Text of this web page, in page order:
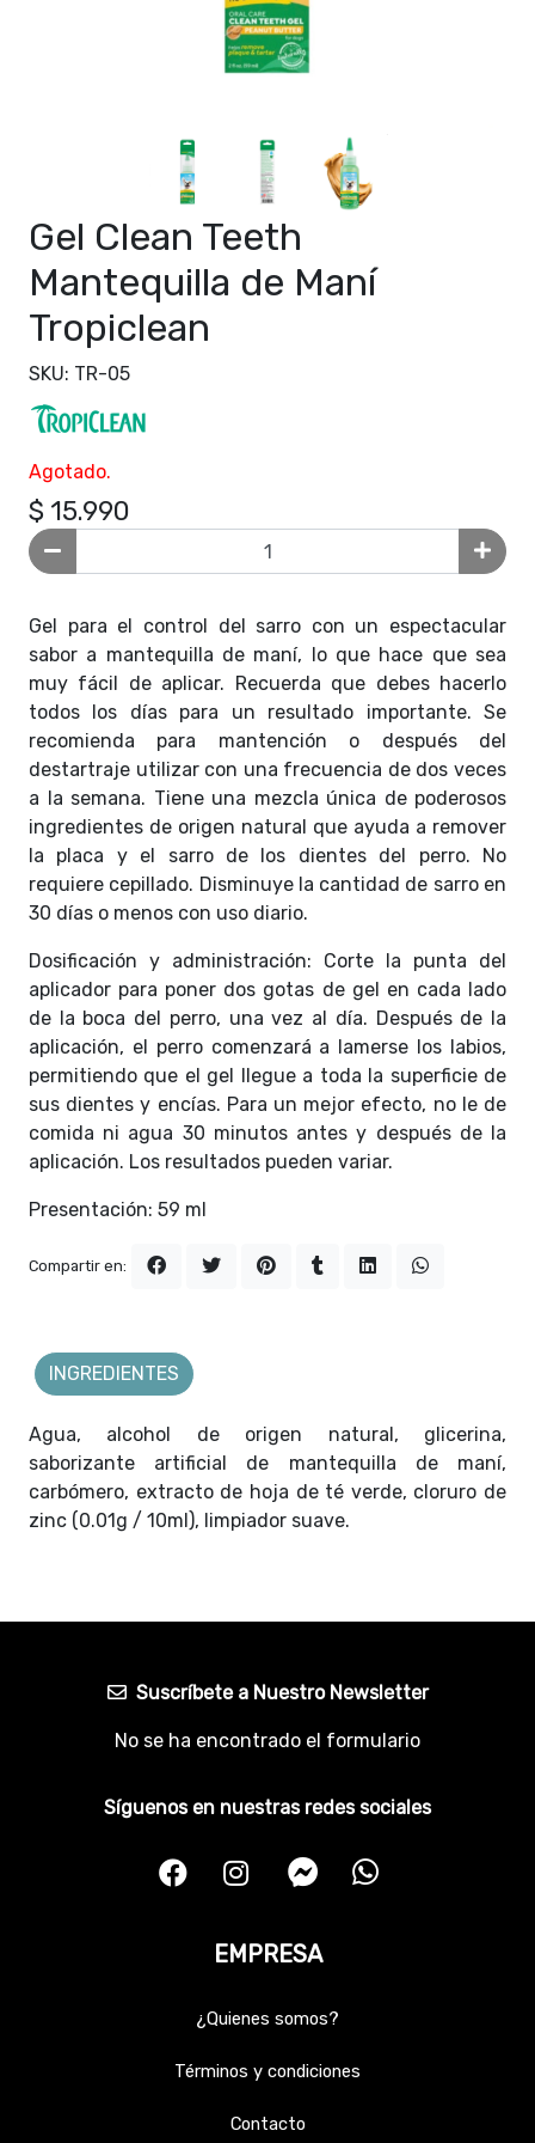
Gel Clean Teeth
Mantequilla de Maní
Tropiclean
SKU: TR-05
Agotado.
$ 15.990
Gel para el control del sarro con un espectacular
sabor a mantequilla de maní, lo que hace que sea
muy fácil de aplicar. Recuerda que debes hacerlo
todos los días para un resultado importante. Se
recomienda para mantención o después del
destartraje utilizar con una frecuencia de dos veces
a la semana. Tiene una mezcla única de poderosos
ingredientes de origen natural que ayuda a remover
la placa y el sarro de los dientes del perro. No
requiere cepillado. Disminuye la cantidad de sarro en
30 días o menos con uso diario.
Dosificación y administración: Corte la punta del
aplicador para poner dos gotas de gel en cada lado
de la boca del perro, una vez al día. Después de la
aplicación, el perro comenzará a lamerse los labios,
permitiendo que el gel llegue a toda la superficie de
sus dientes y encías. Para un mejor efecto, no le de
comida ni agua 30 minutos antes y después de la
aplicación. Los resultados pueden variar.
Presentación: 59 ml
Compartir en:
Agua, alcohol de origen natural, glicerina,
saborizante artificial de mantequilla de maní,
carbómero, extracto de hoja de té verde, cloruro de
zinc (0.01g / 10ml), limpiador suave.
INGREDIENTES
Suscríbete a Nuestro Newsletter
No se ha encontrado el formulario
Síguenos en nuestras redes sociales
EMPRESA
¿Quienes somos?
Términos y condiciones
Contacto